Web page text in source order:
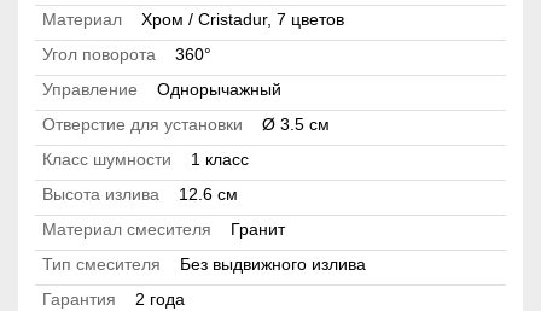
Материал
Хром / Cristadur, 7 цветов
Угол поворота
360°
Управление
Однорычажный
Отверстие для установки
Ø 3.5 см
Класс шумности
1 класс
Высота излива
12.6 см
Материал смесителя
Гранит
Тип смесителя
Без выдвижного излива
Гарантия
2 года